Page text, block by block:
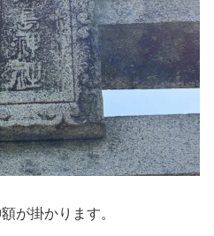
が掛かります。